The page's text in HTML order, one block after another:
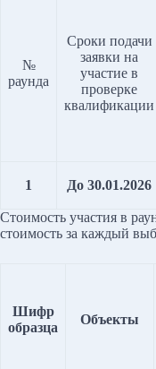
№
раунда
Сроки подачи
заявки на
участие в
проверке
квалификации
1 До 30.01.2026
Стоимость участия в
стоимость за каждый
Шифр
образца
Объекты